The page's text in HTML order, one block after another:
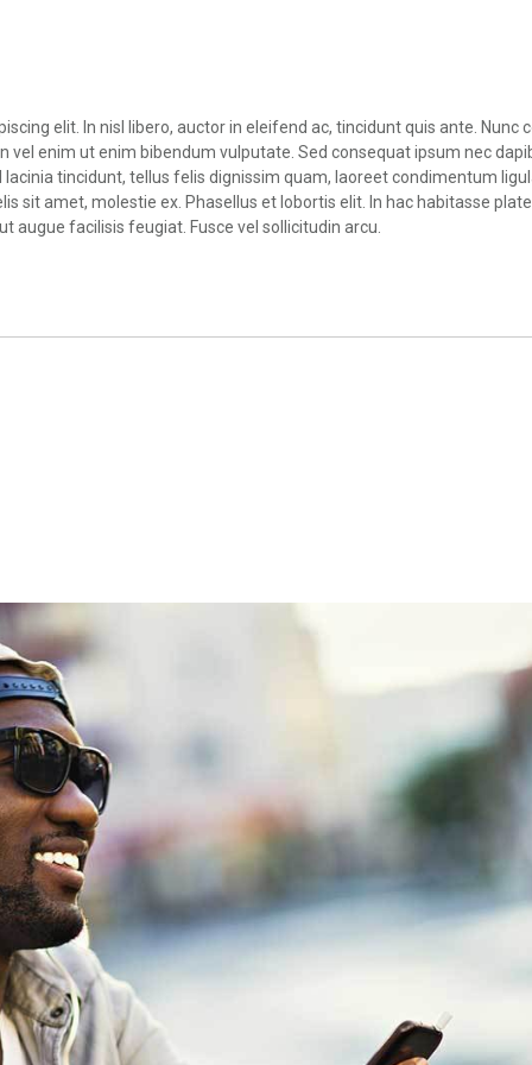
elit. In nisl libero, auctor in eleifend ac, tincidunt quis ante.
vel enim ut enim bibendum vulputate. Sed consequat ipsum nec
tincidunt, tellus felis dignissim quam, laoreet condimentum
sit amet, molestie ex. Phasellus et lobortis elit. In hac habitasse
augue facilisis feugiat. Fusce vel sollicitudin arcu.